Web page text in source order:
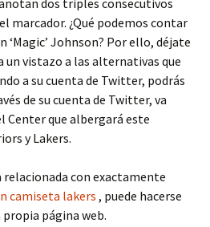
dos triples consecutivos
marcador. ¿Qué podemos contar
‘Magic’ Johnson? Por ello, déjate
un vistazo a las alternativas que
a su cuenta de Twitter, podrás
de su cuenta de Twitter, va
Center que albergará este
y Lakers.
con exactamente
camiseta lakers , puede hacerse
página web.